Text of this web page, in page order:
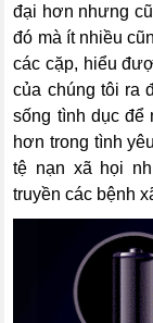
đại hơn nhưng
đó mà ít nhiều
các cặp, hiểu
của chúng tôi ra
sống tình dục để
hơn trong tình
tệ nạn xã họi
truyền các bệnh